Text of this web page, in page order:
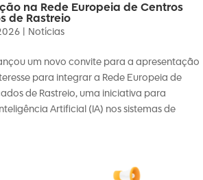
na Rede Europeia de Centros
de Rastreio
Notícias
um novo convite para a apresentação
para integrar a Rede Europeia de
de Rastreio, uma iniciativa para
Artificial (IA) nos sistemas de